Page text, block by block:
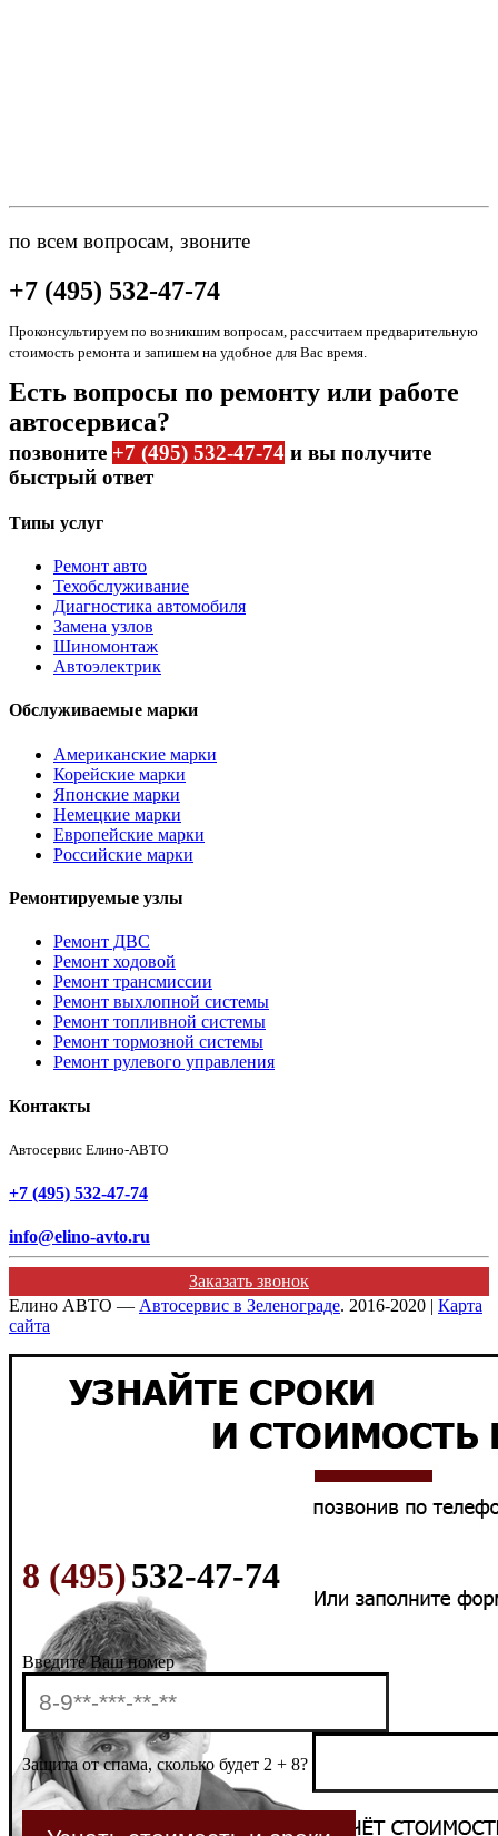
по всем вопросам, звоните
+7 (495) 532-47-74
Проконсультируем по возникшим вопросам, рассчитаем предварительную
стоимость ремонта и запишем на удобное для Вас время.
Есть вопросы по ремонту или работе
автосервиса?
позвоните +7 (495) 532-47-74 и вы получите
быстрый ответ
Типы услуг
Ремонт авто
Техобслуживание
Диагностика автомобиля
Замена узлов
Шиномонтаж
Автоэлектрик
Обслуживаемые марки
Американские марки
Корейские марки
Японские марки
Немецкие марки
Европейские марки
Российские марки
Ремонтируемые узлы
Ремонт ДВС
Ремонт ходовой
Ремонт трансмиссии
Ремонт выхлопной системы
Ремонт топливной системы
Ремонт тормозной системы
Ремонт рулевого управления
Контакты
Автосервис Елино-АВТО
+7 (495) 532-47-74
info@elino-avto.ru
Заказать звонок
Елино АВТО — Автосервис в Зеленограде. 2016-2020 | Карта
сайта
8 (495)532-47-74
Введите Ваш номер
Защита от спама, сколько будет 2 + 8?